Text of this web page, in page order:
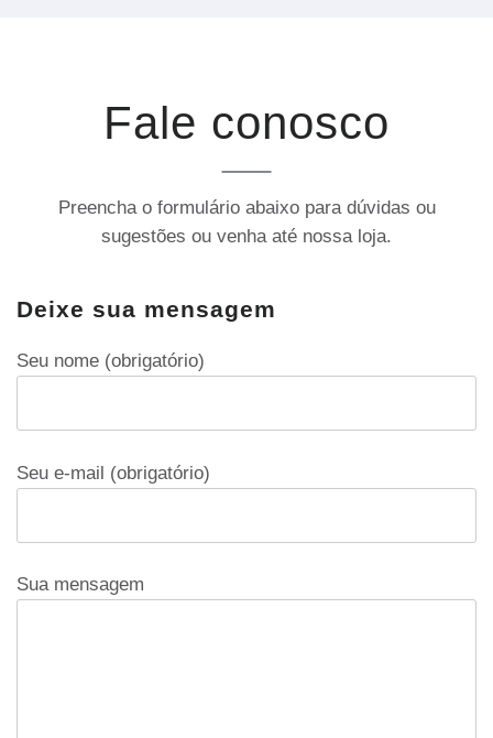
Fale conosco
Preencha o formulário abaixo para dúvidas ou
sugestões ou venha até nossa loja.
Deixe sua mensagem
Seu nome (obrigatório)
Seu e-mail (obrigatório)
Sua mensagem